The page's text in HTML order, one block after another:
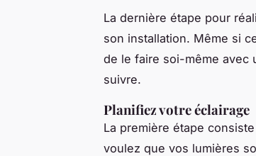
La dernière étape pour
son installation. Même si
de le faire soi-même avec
suivre.
Planifiez votre éclairage
La première étape
voulez que vos lumières